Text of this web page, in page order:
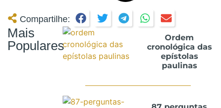
Compartilhe:
Mais
Populares
Ordem
cronológica das
epístolas
paulinas